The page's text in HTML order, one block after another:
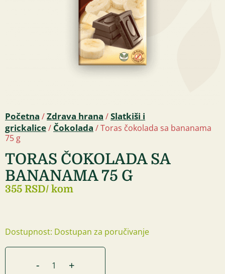
Početna /Zdrava hrana /Slatkiši i
grickalice/ Čokolada / Toras čokolada sa bananama
75 g
TORAS ČOKOLADA SA
BANANAMA 75 G
355 RSD/ kom
Dostupnost: Dostupan za poručivanje
- +